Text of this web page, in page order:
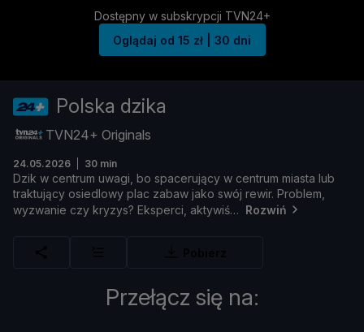
Dostępny w subskrypcji TVN24+
Oglądaj od 15 zł | 30 dni
Polska dzika
TVN24+ Originals
24.05.2026 30 min
Dzik w centrum uwagi, bo spacerujący w centrum miasta lub
traktujący osiedlowy plac zabaw jako swój rewir. Problem,
wyzwanie czy kryzys? Eksperci, aktywiś Rozwiń
Przełącz się na: